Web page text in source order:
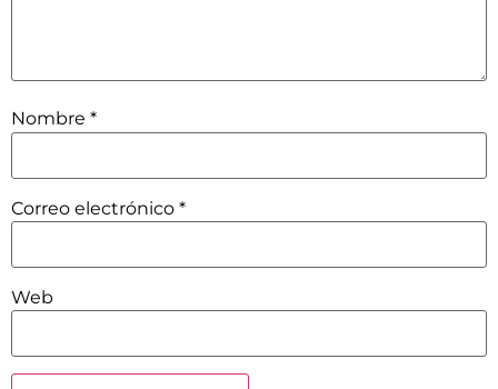
Nombre *
Correo electrónico *
Web